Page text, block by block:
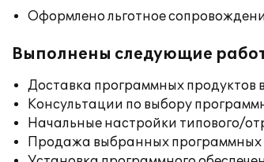
Оформлено льготное
Выполнены следующие
Доставка программных продуктов
Консультации по выбору
Начальные настройки типового/
Продажа выбранных программных